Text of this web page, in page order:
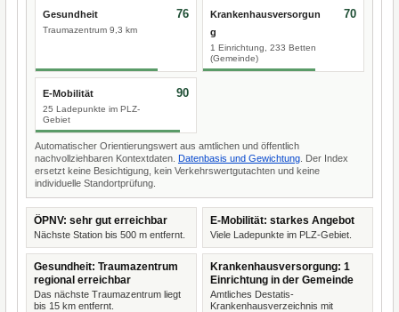
Gesundheit
Traumazentrum 9,3 km
76
Krankenhausversorgun
g
1 Einrichtung, 233 Betten
(Gemeinde)
70
E-Mobilität
25 Ladepunkte im PLZ-
Gebiet
90
Automatischer Orientierungswert aus amtlichen und öffentlich
nachvollziehbaren Kontextdaten. Datenbasis und Gewichtung . Der Index
ersetzt keine Besichtigung, kein Verkehrswertgutachten und keine
individuelle Standortprüfung.
ÖPNV: sehr gut erreichbar
Nächste Station bis 500 m entfernt.
E-Mobilität: starkes Angebot
Viele Ladepunkte im PLZ-Gebiet.
Gesundheit: Traumazentrum
regional erreichbar
Das nächste Traumazentrum liegt
bis 15 km entfernt.
Krankenhausversorgung: 1
Einrichtung in der Gemeinde
Amtliches Destatis-
Krankenhausverzeichnis mit